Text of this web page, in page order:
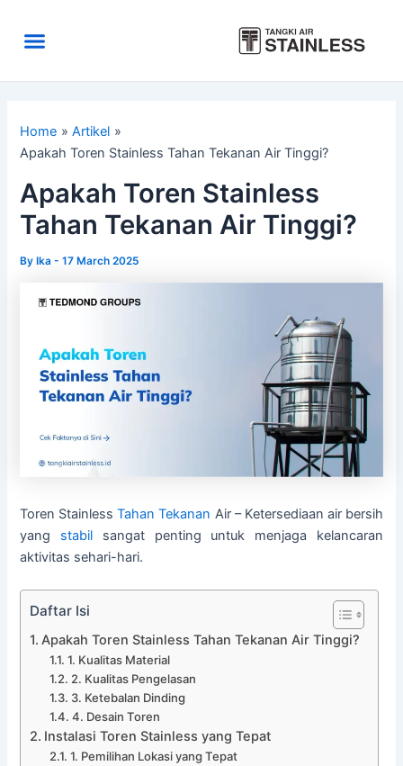
contentMenu
Home
Artikel
Apakah Toren Stainless Tahan Tekanan Air Tinggi?
Apakah Toren Stainless
Tahan Tekanan Air Tinggi?
ByIka-17 March 2025
Toren StainlessTahan Tekanan Air – Ketersediaan air bersih
yang stabil sangat penting untuk menjaga kelancaran
aktivitas sehari-hari.
Daftar Isi
Apakah Toren Stainless Tahan Tekanan Air Tinggi?
1. Kualitas Material
2. Kualitas Pengelasan
3. Ketebalan Dinding
4. Desain Toren
Instalasi Toren Stainless yang Tepat
1. Pemilihan Lokasi yang Tepat